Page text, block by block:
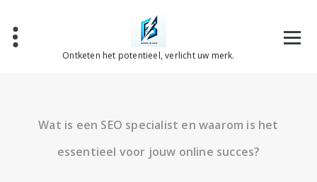
inhoud
Ontketen het potentieel, verlicht uw merk.
Wat is een SEO specialist en waarom is het
essentieel voor jouw online succes?